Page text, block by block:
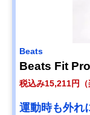
Beats
Beats Fit Pro
税込み15,211円（
運動時も外れ